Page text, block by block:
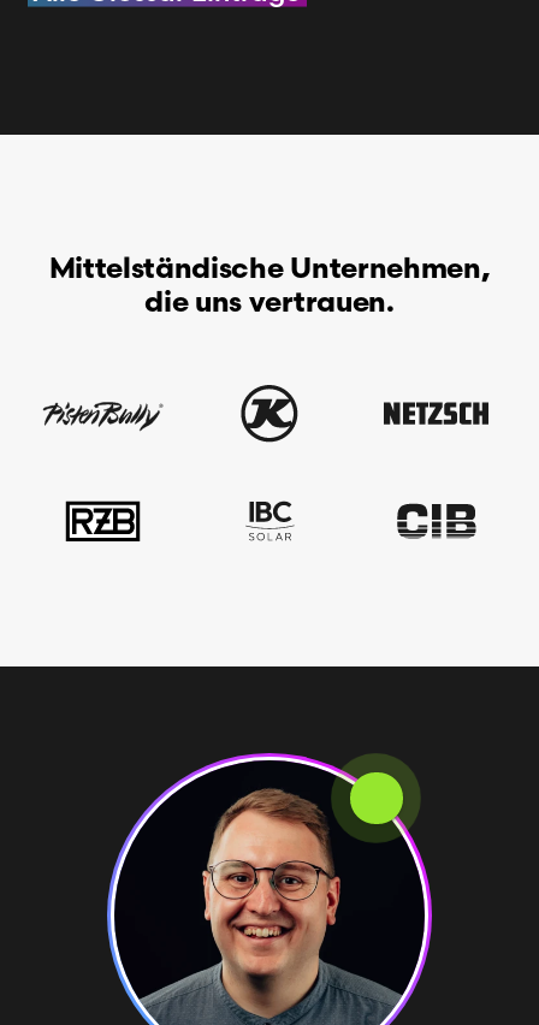
Mittelständische Unternehmen,
die uns vertrauen.